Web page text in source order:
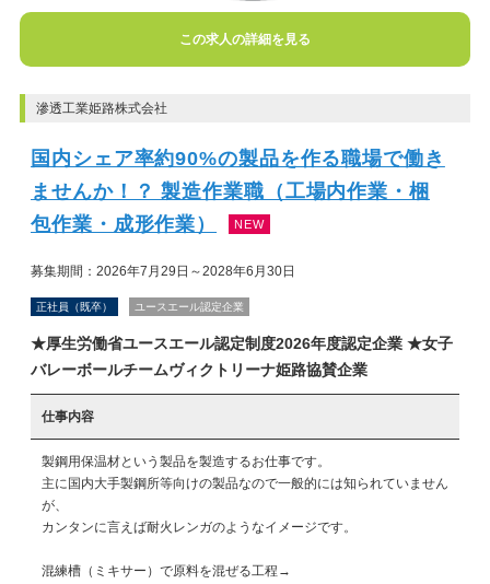
この求人の詳細を見る
滲透工業姫路株式会社
国内シェア率約90%の製品を作る職場で働き
ませんか！？ 製造作業職（工場内作業・梱
包作業・成形作業）
NEW
募集期間：2026年7月29日～2028年6月30日
正社員（既卒） ユースエール認定企業
★厚生労働省ユースエール認定制度2026年度認定企業 ★女子
バレーボールチームヴィクトリーナ姫路協賛企業
仕事内容
製鋼用保温材という製品を製造するお仕事です。
主に国内大手製鋼所等向けの製品なので一般的には知られていません
が、
カンタンに言えば耐火レンガのようなイメージです。
混練槽（ミキサー）で原料を混ぜる工程→